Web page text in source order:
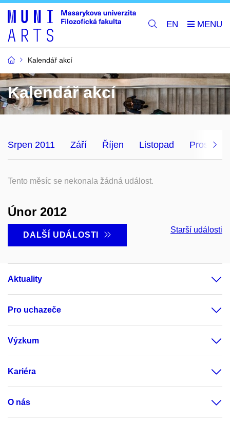
EN
Kalendář akcí
Kalendář akcí
Srpen 2011 Září Říjen Listopad Prosinec
Tento měsíc se nekonala žádná událost.
Únor 2012
DALŠÍ UDÁLOSTI
Starší události
Aktuality
Pro uchazeče
Výzkum
Kariéra
O nás